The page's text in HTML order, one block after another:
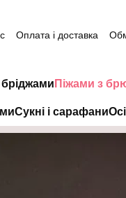
Оплата і доставка
Піжами з
Сукні і сарафани